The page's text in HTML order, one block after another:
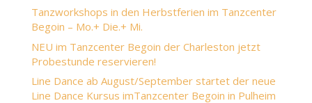
Tanzworkshops in den Herbstferien im Tanzcenter
Begoin – Mo.+ Die.+ Mi.
NEU im Tanzcenter Begoin der Charleston jetzt
Probestunde reservieren!
Line Dance ab August/September startet der neue
Line Dance Kursus imTanzcenter Begoin in Pulheim